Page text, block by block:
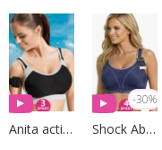
Anita active
-30%
Shock Absorber